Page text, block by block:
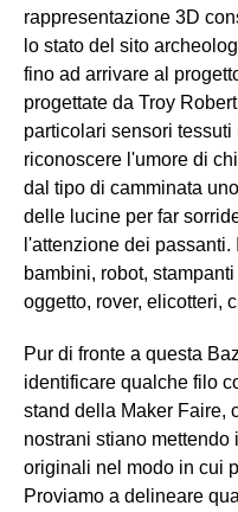
rappresentazione 3D
lo stato del sito
fino ad arrivare al
progettate da Troy
particolari sensori
riconoscere l'umore di
dal tipo di camminata
delle lucine per far
l'attenzione dei
bambini, robot,
oggetto, rover, elicotteri,
Pur di fronte a questa
identificare qualche filo
stand della Maker Faire,
nostrani stiano
originali nel modo in cui
Proviamo a delineare